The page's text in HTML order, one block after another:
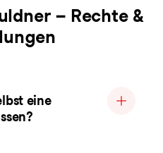
– Rechte &
eine